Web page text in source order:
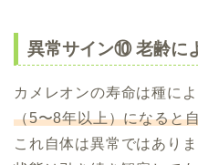
異常サイン⑩ 老齢に
カメレオンの寿命は種に
（5〜8年以上）になると
これ自体は異常ではあり